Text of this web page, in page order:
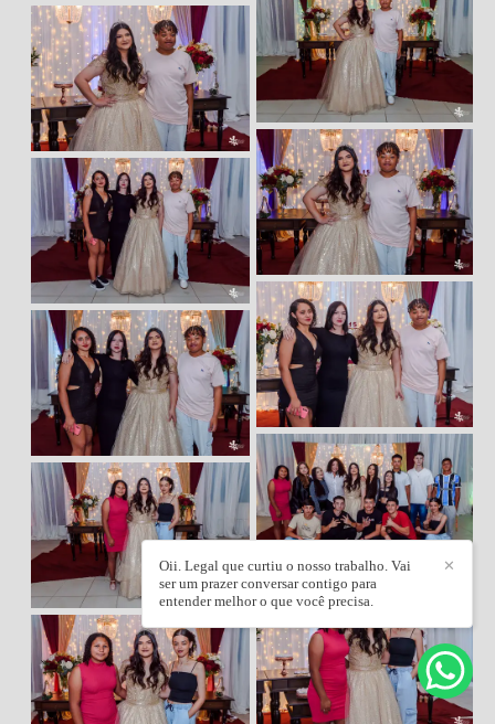
✕
Oii. Legal que curtiu o nosso trabalho. Vai
ser um prazer conversar contigo para
entender melhor o que você precisa.